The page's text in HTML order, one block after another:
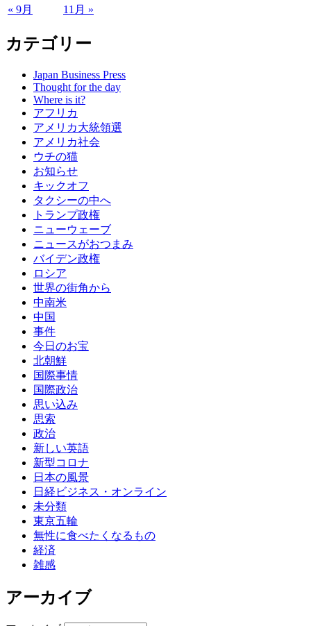
« 9月 11月 »
カテゴリー
Japan Business Press
Thought for the day
Where is it?
アフリカ
アメリカ大統領選
アメリカ社会
ウチの猫
お知らせ
キックオフ
タクシーの中へ
トランプ政権
ニューウェーブ
ニュースがおつまみ
バイデン政権
ロシア
世界の街角から
中南米
中国
事件
今日のお宝
北朝鮮
国際事情
国際政治
思い込み
思索
政治
新しい英語
新型コロナ
日本の風景
日経ビジネス・オンライン
未分類
東京五輪
無性に食べたくなるもの
経済
雑感
アーカイブ